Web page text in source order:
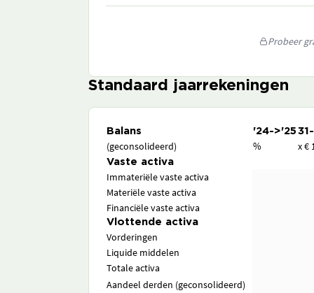
Probeer
Standaard jaarrekeningen
Balans '24->'25
(geconsolideerd) % x €
Vaste activa
Immateriële vaste activa
Materiële vaste activa
Financiële vaste activa
Vlottende activa
Vorderingen
Liquide middelen
Totale activa
Aandeel derden (geconsolideerd)